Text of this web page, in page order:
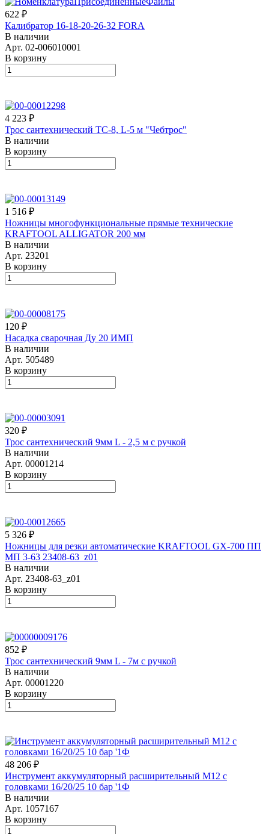
622 ₽
Калибратор 16-18-20-26-32 FORA
В наличии
Арт. 02-006010001
В корзину
4 223 ₽
Трос сантехнический ТС-8, L-5 м "Чебтрос"
В наличии
В корзину
1 516 ₽
Ножницы многофункциональные прямые технические
KRAFTOOL ALLIGATOR 200 мм
В наличии
Арт. 23201
В корзину
120 ₽
Насадка сварочная Ду 20 ИМП
В наличии
Арт. 505489
В корзину
320 ₽
Трос сантехнический 9мм L - 2,5 м с ручкой
В наличии
Арт. 00001214
В корзину
5 326 ₽
Ножницы для резки автоматические KRAFTOOL GX-700 ПП
МП 3-63 23408-63_z01
В наличии
Арт. 23408-63_z01
В корзину
852 ₽
Трос сантехнический 9мм L - 7м с ручкой
В наличии
Арт. 00001220
В корзину
48 206 ₽
Инструмент аккумуляторный расширительный M12 с
головками 16/20/25 10 бар '1Ф
В наличии
Арт. 1057167
В корзину